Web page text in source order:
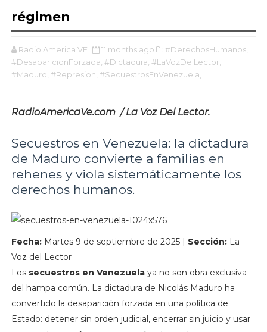
régimen
Radio America VE 11 months ago
#DerechosHumanos,
#DesaparicionForzada, #Dictadura, #LaVozDelLector,
#Maduro, #Represion, #SecuestrosEnVenezuela,
RadioAmericaVe.com / La Voz Del Lector.
Secuestros en Venezuela: la dictadura
de Maduro convierte a familias en
rehenes y viola sistemáticamente los
derechos humanos.
Fecha:Martes 9 de septiembre de 2025 | Sección:La
Voz del Lector
Los secuestros en Venezuelaya no son obra exclusiva
del hampa común. La dictadura de Nicolás Maduro ha
convertido la desaparición forzada en una política de
Estado: detener sin orden judicial, encerrar sin juicio y usar